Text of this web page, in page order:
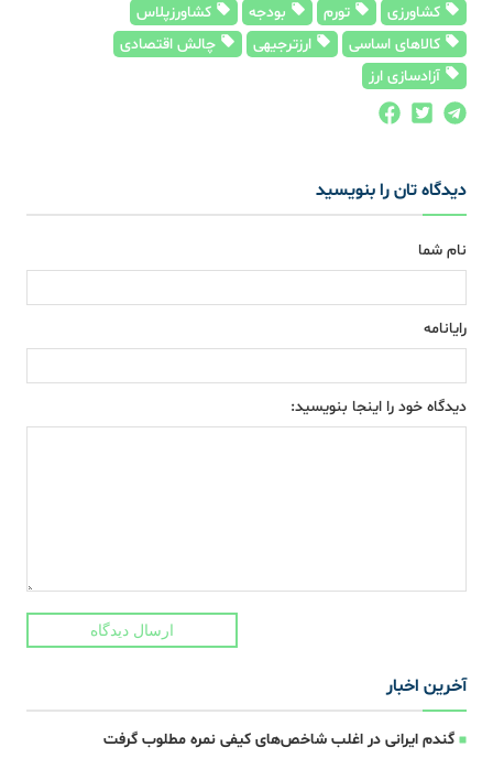
کشاورزی تورم بودجه
کشاورزپلاس
کالاهای اساسی
ارزترجیهی
چالش اقتصادی
آزادسازی ارز
دیدگاه تان را بنویسید
نام شما
رایانامه
دیدگاه خود را اینجا بنویسید:
ارسال دیدگاه
آخرین اخبار
گندم ایرانی در اغلب شاخص‌های کیفی نمره مطلوب گرفت